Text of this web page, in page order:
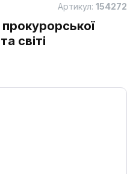
світі
Артикул: 154272